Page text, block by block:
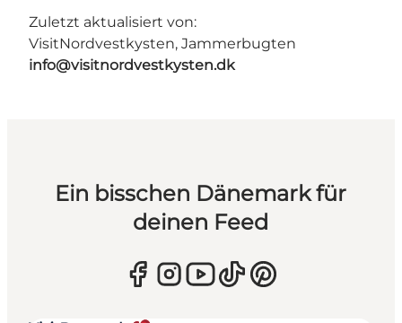
Zuletzt aktualisiert von:
VisitNordvestkysten, Jammerbugten
info@visitnordvestkysten.dk
Ein bisschen Dänemark für
deinen Feed